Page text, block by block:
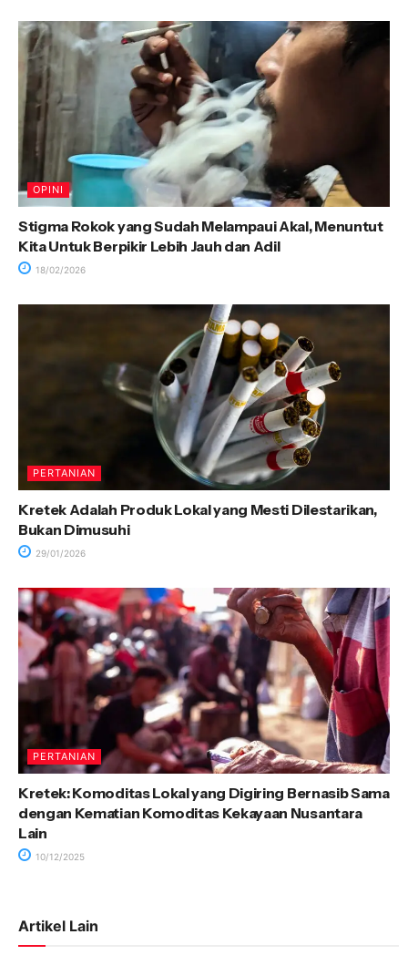
OPINI
Stigma Rokok yang Sudah Melampaui Akal, Menuntut
Kita Untuk Berpikir Lebih Jauh dan Adil
18/02/2026
PERTANIAN
Kretek Adalah Produk Lokal yang Mesti Dilestarikan,
Bukan Dimusuhi
29/01/2026
PERTANIAN
Kretek: Komoditas Lokal yang Digiring Bernasib Sama
dengan Kematian Komoditas Kekayaan Nusantara
Lain
10/12/2025
Artikel Lain